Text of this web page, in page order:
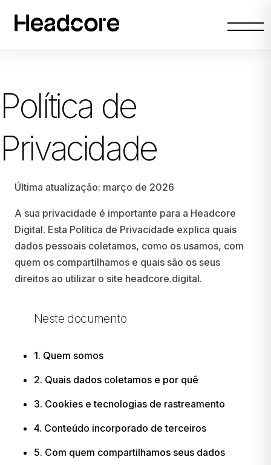
Abrir
Política de
Privacidade
Última atualização: março de 2026
A sua privacidade é importante para a Headcore
Digital. Esta Política de Privacidade explica quais
dados pessoais coletamos, como os usamos, com
quem os compartilhamos e quais são os seus
direitos ao utilizar o site headcore.digital.
Neste documento
1. Quem somos
2. Quais dados coletamos e por quê
3. Cookies e tecnologias de rastreamento
4. Conteúdo incorporado de terceiros
5. Com quem compartilhamos seus dados